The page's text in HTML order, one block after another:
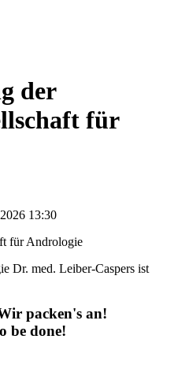
der
für
13:30
für Andrologie
Dr. med. Leiber-Caspers ist
packen's an!
be done!